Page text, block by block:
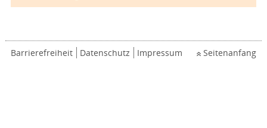
Barrierefreiheit Datenschutz Impressum Seitenanfang